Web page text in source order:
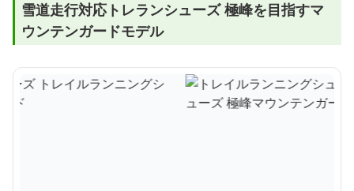
雪道走行対応トレランシューズ 極峰を目指すマ
ウンテンガードモデル